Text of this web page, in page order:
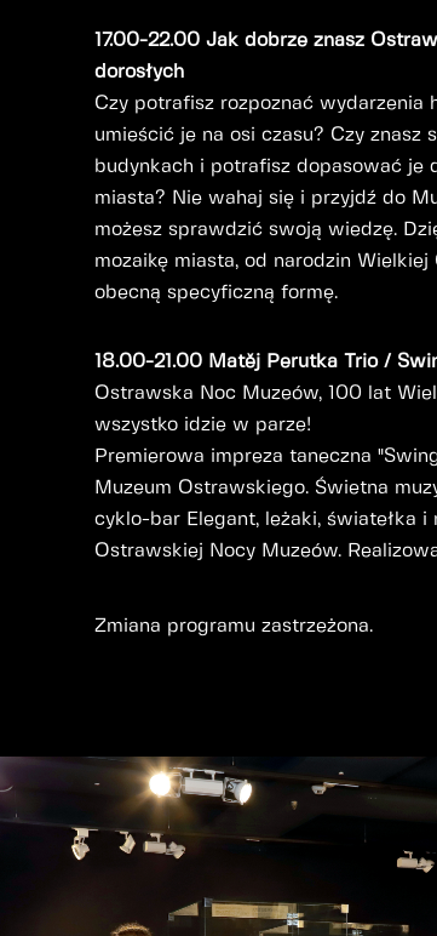
17.00-22.00 Jak dobrze znasz
dorosłych
Czy potrafisz rozpoznać wydarzenia
umieścić je na osi czasu? Czy znasz
budynkach i potrafisz dopasować je
miasta? Nie wahaj się i przyjdź do
możesz sprawdzić swoją wiedzę.
mozaikę miasta, od narodzin
obecną specyficzną formę.
18.00-21.00 Matěj Perutka Trio /
Ostrawska Noc Muzeów, 100 lat
wszystko idzie w parze!
Premierowa impreza taneczna
Muzeum Ostrawskiego. Świetna
cyklo-bar Elegant, leżaki, światełka i
Ostrawskiej Nocy Muzeów.
Zmiana programu zastrzeżona.